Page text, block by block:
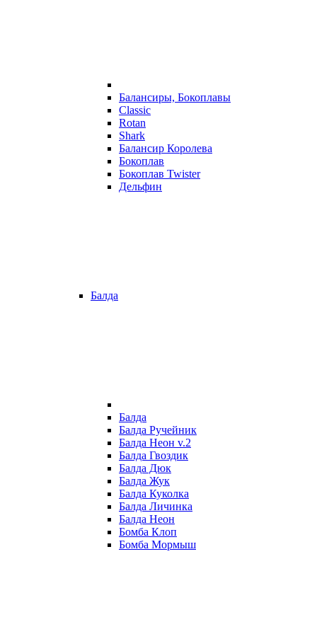
Балансиры, Бокоплавы
Classic
Rotan
Shark
Балансир Королева
Бокоплав
Бокоплав Twister
Дельфин
Балда
Балда
Балда Ручейник
Балда Неон v.2
Балда Гвоздик
Балда Дюк
Балда Жук
Балда Куколка
Балда Личинка
Балда Неон
Бомба Клоп
Бомба Мормыш